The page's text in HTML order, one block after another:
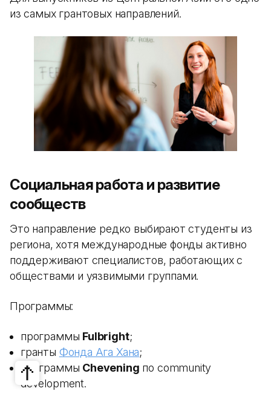
из самых грантовых направлений.
Социальная работа и развитие
сообществ
Это направление редко выбирают студенты из
региона, хотя международные фонды активно
поддерживают специалистов, работающих с
обществами и уязвимыми группами.
Программы:
программы Fulbright;
гранты Фонда Ага Хана;
программы Chevening по community
development.